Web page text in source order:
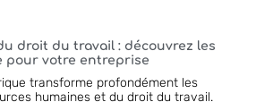
droit du travail : découvrez les
pour votre entreprise
transforme profondément les
humaines et du droit du travail.